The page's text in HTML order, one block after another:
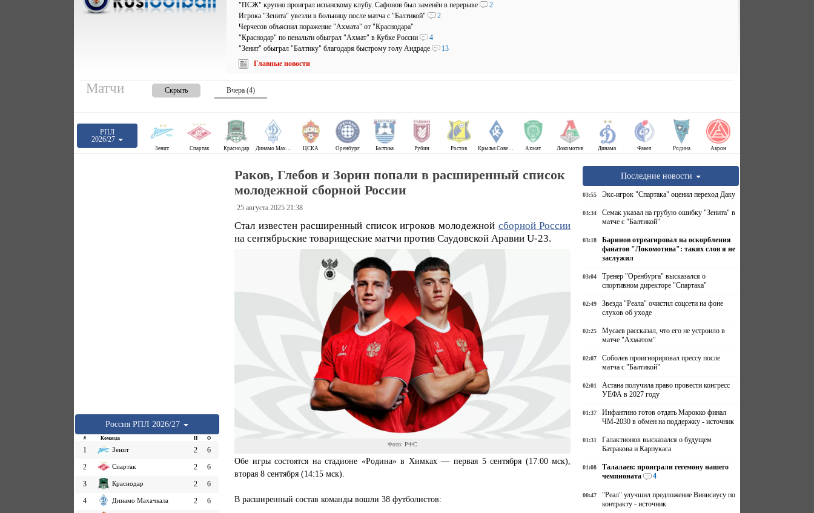
"ПСЖ" крупно проиграл испанскому клубу. Сафонов был заменён в перерыве
2
Игрока "Зенита" увезли в больницу после матча с "Балтикой"
2
Черчесов объяснил поражение "Ахмата" от "Краснодара"
"Краснодар" по пенальти обыграл "Ахмат" в Кубке России
4
"Зенит" обыграл "Балтику" благодаря быстрому голу Андраде
13
Главные новости
Матчи Скрыть Вчера (4)
РПЛ
2026/27
Зенит Спартак Краснодар Динамо Махачкала ЦСКА Оренбург Балтика Рубин Ростов Крылья Советов Ахмат Локомотив Динамо Факел Родина Акрон
Россия РПЛ 2026/27
# Команда И О
1 Зенит 2
6
2
Спартак 2
6
3
Краснодар 2
6
4
Динамо Махачкала 2
6
Раков, Глебов и Зорин попали в расширенный список
молодежной сборной России
25 августа 2025 21:38
Стал известен расширенный список игроков молодежной сборной России
на сентябрьские товарищеские матчи против Саудовской Аравии U-23.
Фото: РФС
Обе игры состоятся на стадионе «Родина» в Химках — первая 5 сентября (17:00 мск),
вторая 8 сентября (14:15 мск).
В расширенный состав команды вошли 38 футболистов:
Последние новости
03:55 Экс-игрок "Спартака" оценил переход Даку
03:34
Семак указал на грубую ошибку "Зенита" в
матче с "Балтикой"
03:18
Баринов отреагировал на оскорбления
фанатов "Локомотива": таких слов я не
заслужил
03:04
Тренер "Оренбурга" высказался о
спортивном директоре "Спартака"
02:49
Звезда "Реала" очистил соцсети на фоне
слухов об уходе
02:25
Мусаев рассказал, что его не устроило в
матче "Ахматом"
02:07
Соболев проигнорировал прессу после
матча с "Балтикой"
02:01
Астана получила право провести конгресс
УЕФА в 2027 году
01:37
Инфантино готов отдать Марокко финал
ЧМ-2030 в обмен на поддержку - источник
01:31
Галактионов высказался о будущем
Батракова и Карпукаса
01:08
Талалаев: проиграли гегемону нашего
чемпионата
4
00:47
"Реал" улучшил предложение Винисиусу по
контракту - источник